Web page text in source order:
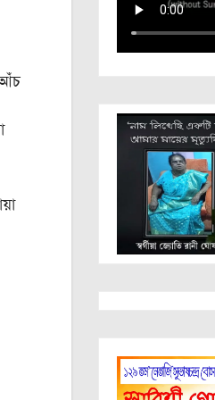
আঁচ